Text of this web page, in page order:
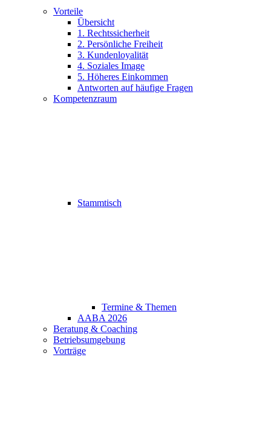
Vorteile
Übersicht
1. Rechtssicherheit
2. Persönliche Freiheit
3. Kundenloyalität
4. Soziales Image
5. Höheres Einkommen
Antworten auf häufige Fragen
Kompetenzraum
Stammtisch
Termine & Themen
AABA 2026
Beratung & Coaching
Betriebsumgebung
Vorträge